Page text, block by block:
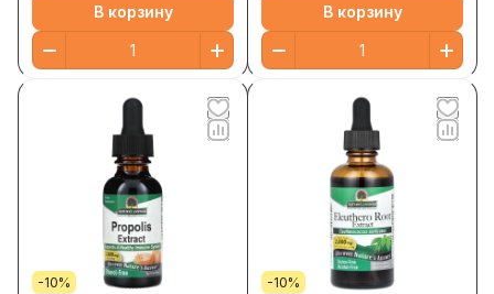
В корзину В корзину
-10% -10%